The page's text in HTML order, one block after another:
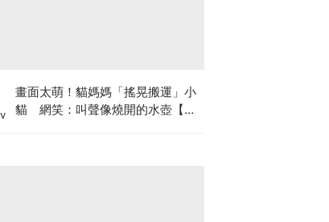
畫面太萌！貓媽媽「搖晃搬運」小
貓 網笑：叫聲像燒開的水壺【有